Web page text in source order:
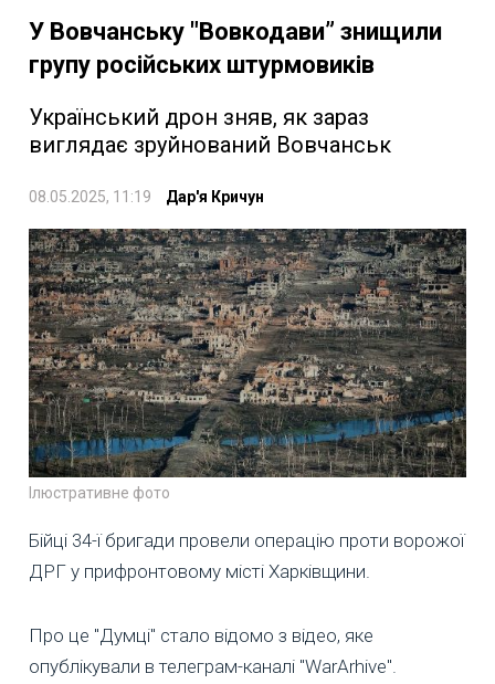
У Вовчанську "Вовкодави” знищили
групу російських штурмовиків
Український дрон зняв, як зараз
виглядає зруйнований Вовчанськ
08.05.2025, 11:19 Дар'я Кричун
Ілюстративне фото
Бійці 34-ї бригади провели операцію проти ворожої
ДРГ у прифронтовому місті Харківщини.
Про це "Думці" стало відомо з відео, яке
опублікували в телеграм-каналі "WarArhive".